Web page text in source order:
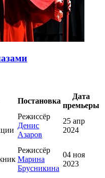
Постановка
Дата
премьеры
Режиссёр
Денис
Азаров
25 апр
2024
Режиссёр
Марина
Брусникина
04 ноя
2023